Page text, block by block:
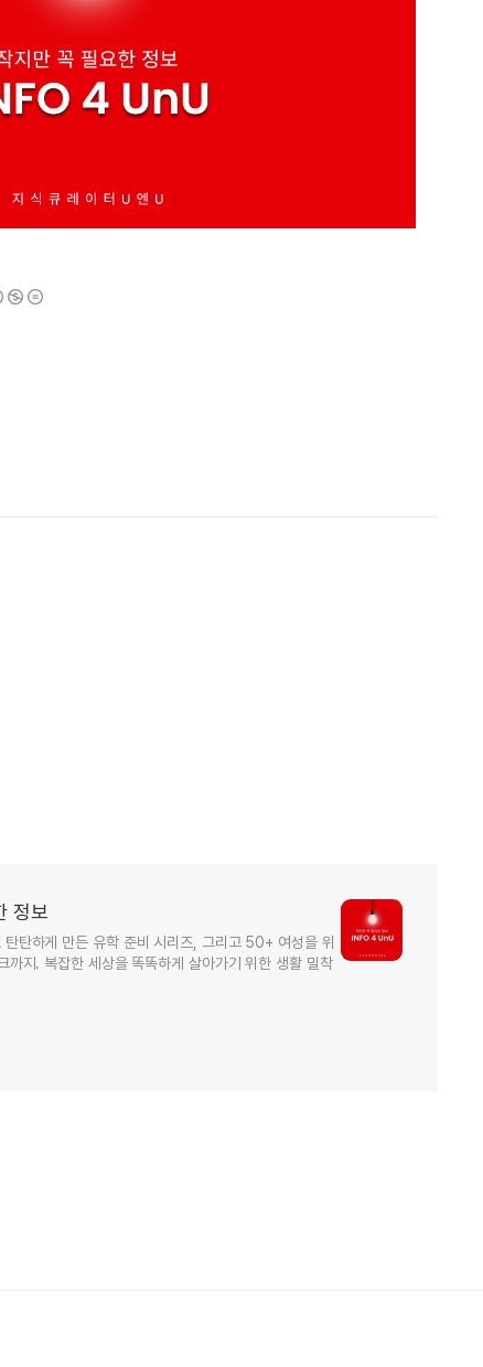
정보
탄하게 만든 유학 준비 시리즈, 그리고 50+ 여성을 위
까지. 복잡한 세상을 똑똑하게 살아가기 위한 생활 밀착